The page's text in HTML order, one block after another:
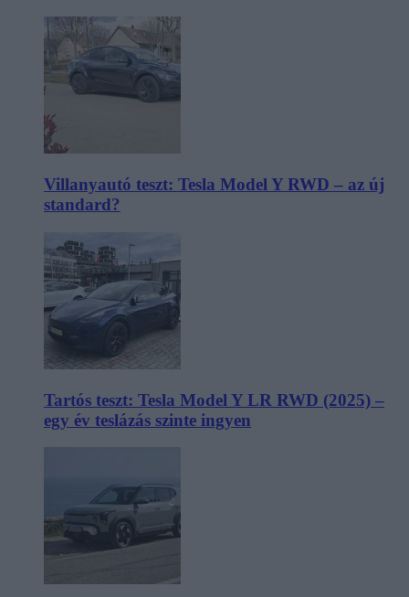
Villanyautó teszt: Tesla Model Y RWD – az új
standard?
Tartós teszt: Tesla Model Y LR RWD (2025) –
egy év teslázás szinte ingyen